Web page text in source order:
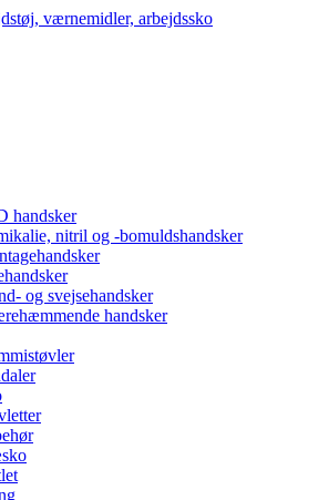
handsker
nitril og -bomuldshandsker
og svejsehandsker
handsker